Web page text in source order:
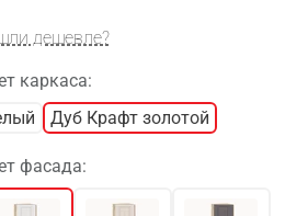
дешевле?
каркаса:
Дуб Крафт золотой
фасада: